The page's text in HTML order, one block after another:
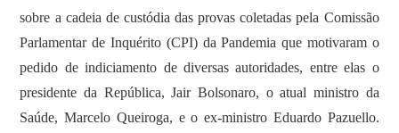
sobre a cadeia de custódia das provas coletadas pela Comissão
Parlamentar de Inquérito (CPI) da Pandemia que motivaram o
pedido de indiciamento de diversas autoridades, entre elas o
presidente da República, Jair Bolsonaro, o atual ministro da
Saúde, Marcelo Queiroga, e o ex-ministro Eduardo Pazuello.